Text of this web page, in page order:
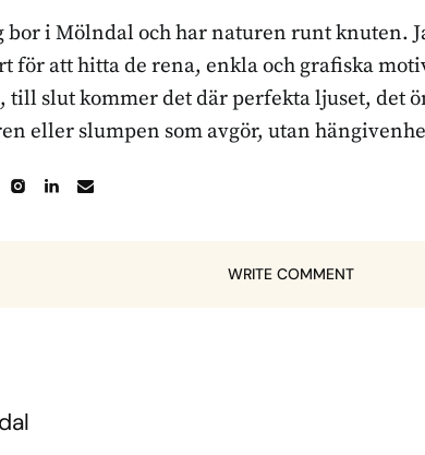
bor i Mölndal och har naturen runt knuten.
för att hitta de rena, enkla och grafiska
till slut kommer det där perfekta ljuset, det
eller slumpen som avgör, utan
WRITE COMMENT